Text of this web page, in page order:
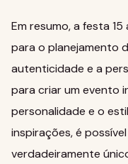
Em resumo, a festa 15
para o planejamento
autenticidade e a
para criar um evento
personalidade e o
inspirações, é
verdadeiramente